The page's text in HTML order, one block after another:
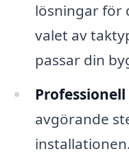
lösningar för
valet av
passar din
avgörande